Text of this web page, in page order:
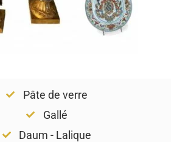
Pâte de verre
Gallé
Daum - Lalique